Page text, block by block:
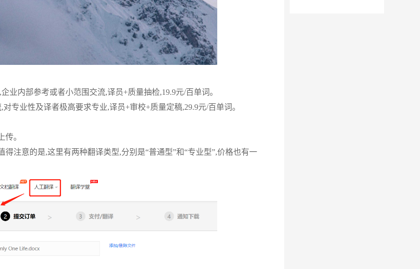
业内部参考或者小范围交流,译员+质量抽检,19.9元/百单词｡
专业性及译者极高要求专业,译员+审校+质量定稿,29.9元/百单词｡
传｡
注意的是,这里有两种翻译类型,分别是“普通型”和“专业型”,价格也有一